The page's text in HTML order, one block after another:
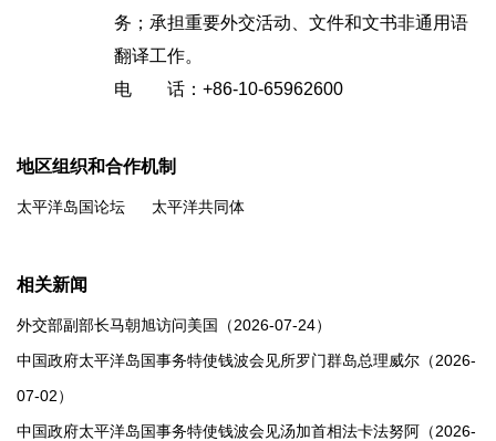
务；承担重要外交活动、文件和文书非通用语
翻译工作。
电 话：+86-10-65962600
地区组织和合作机制
太平洋岛国论坛 太平洋共同体
相关新闻
外交部副部长马朝旭访问美国（2026-07-24）
​中国政府太平洋岛国事务特使钱波会见所罗门群岛总理威尔（2026-
07-02）
中国政府太平洋岛国事务特使钱波会见汤加首相法卡法努阿（2026-